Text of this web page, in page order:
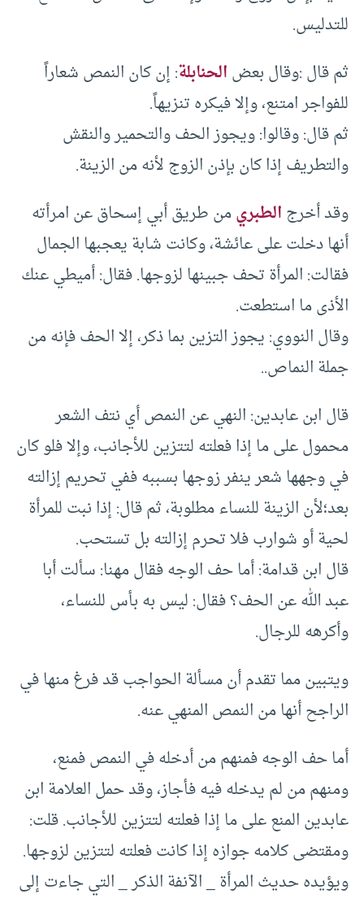
للتدليس.
ثم قال :وقال بعضالحنابلة: إن كان النمص شعاراً
للفواجر امتنع، وإلا فيكره تنزيهاً.
ثم قال: وقالوا: ويجوز الحف والتحمير والنقش
والتطريف إذا كان بإذن الزوج لأنه من الزينة.
وقد أخرجالطبريمن طريق أبي إسحاق عن امرأته
أنها دخلت على عائشة، وكانت شابة يعجبها الجمال
فقالت: المرأة تحف جبينها لزوجها. فقال: أميطي عنك
الأذى ما استطعت.
وقال النووي: يجوز التزين بما ذكر، إلا الحف فإنه من
جملة النماص..
قال ابن عابدين: النهي عن النمص أي نتف الشعر
محمول على ما إذا فعلته لتتزين للأجانب، وإلا فلو كان
في وجهها شعر ينفر زوجها بسببه ففي تحريم إزالته
بعد؛لأن الزينة للنساء مطلوبة، ثم قال: إذا نبت للمرأة
لحية أو شوارب فلا تحرم إزالته بل تستحب.
قال ابن قدامة: أما حف الوجه فقال مهنا: سألت أبا
عبد الله عن الحف؟ فقال: ليس به بأس للنساء،
وأكرهه للرجال.
ويتبين مما تقدم أن مسألة الحواجب قد فرغ منها في
الراجح أنها من النمص المنهي عنه.
أما حف الوجه فمنهم من أدخله في النمص فمنع،
ومنهم من لم يدخله فيه فأجاز، وقد حمل العلامة ابن
عابدين المنع على ما إذا فعلته لتتزين للأجانب. قلت:
ومقتضى كلامه جوازه إذا كانت فعلته لتتزين لزوجها.
ويؤيده حديث المرأة _ الآنفة الذكر _ التي جاءت إلى